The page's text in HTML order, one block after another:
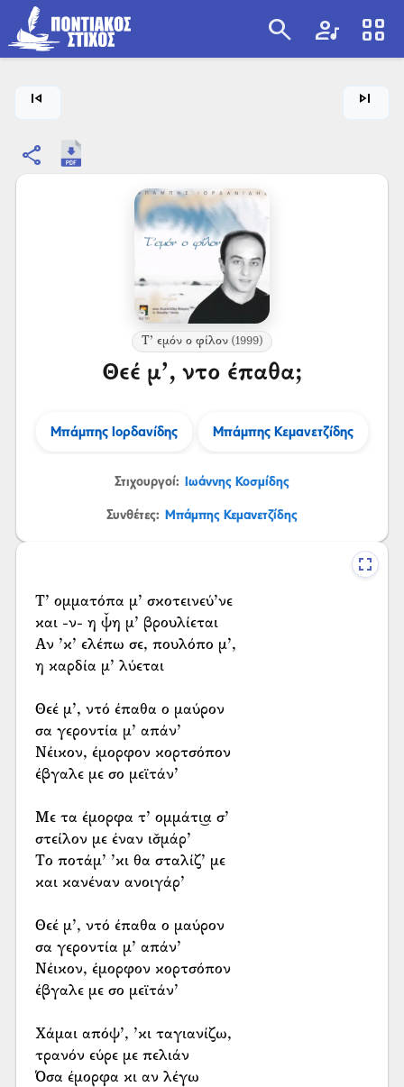
search artist view_cozy
skip_previous skip_next
share
Τ’ εμόν ο φίλον(1999)
Θεέ μ’, ντο έπαθα;
Μπάμπης Ιορδανίδης Μπάμπης Κεμανετζίδης
Στιχουργοί: Ιωάννης Κοσμίδης
Συνθέτες: Μπάμπης Κεμανετζίδης
Τ’ ομματόπα μ’ σκοτεινεύ’νε
και -ν- η ψ̌η μ’ βρουλίεται
Αν ’κ’ ελέπω σε, πουλόπο μ’,
η καρδία μ’ λύεται
Θεέ μ’, ντό έπαθα ο μαύρον
σα γεροντία μ’ απάν’
Νέικον, έμορφον κορτσόπον
έβγαλε με σο μεϊτάν’
Με τα έμορφα τ’ ομμάτι͜α σ’
στείλον με έναν ισ̌μάρ’
Το ποτάμ’ ’κι θα σταλίζ’ με
και κανέναν ανοιγάρ’
Θεέ μ’, ντό έπαθα ο μαύρον
σα γεροντία μ’ απάν’
Νέικον, έμορφον κορτσόπον
έβγαλε με σο μεϊτάν’
Χάμαι απόψ’, ’κι ταγιανίζω,
τρανόν εύρε με πελιάν
Όσα έμορφα κι αν λέγω